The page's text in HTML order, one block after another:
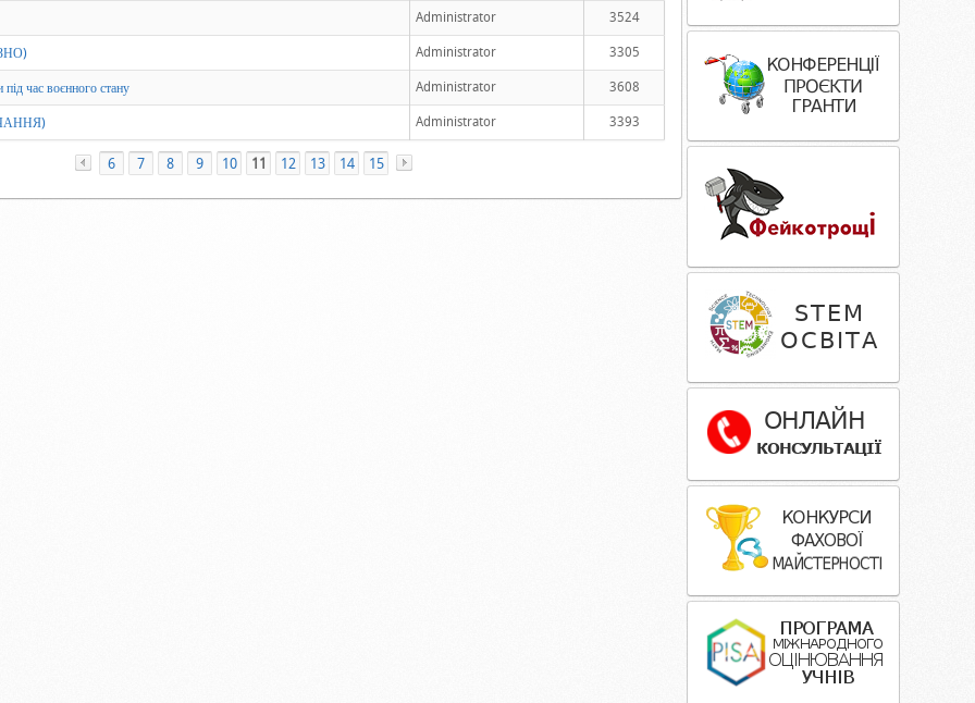
Administrator 3524
ЗНО) Administrator 3305
під час воєнного стану Administrator 3608
Administrator 3393
«
6 7 8 9 10 11 12 13 14 15